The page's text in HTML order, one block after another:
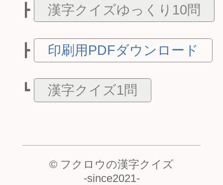
漢字クイズゆっくり10問
印刷用PDFダウンロード
漢字クイズ1問
© フクロウの漢字クイズ
-since2021-